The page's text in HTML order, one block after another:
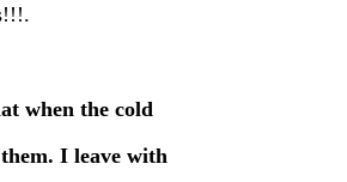
when the cold
I leave with